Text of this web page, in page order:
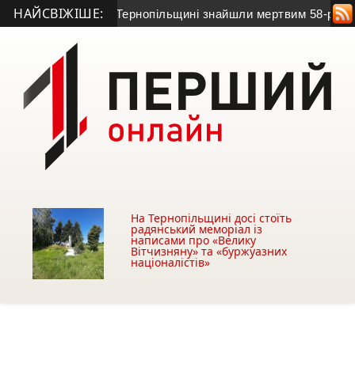
НАЙСВІЖІШЕ:
зв’язок: на Тернопільщині знайшли мертвим 58-річного
На Тернопільщині досі стоїть
радянський меморіал із
написами про «Велику
Вітчизняну» та «буржуазних
націоналістів»